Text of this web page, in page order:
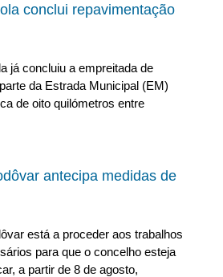
conclui repavimentação
já concluiu a empreitada de
da Estrada Municipal (EM)
de oito quilómetros entre
antecipa medidas de
está a proceder aos trabalhos
para que o concelho esteja
a partir de 8 de agosto,